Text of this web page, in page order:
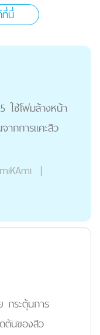
นี่
ใช้โฟมล้างหน้า
ากการแคะสิว
|
กระตุ้นการ
ตันของสิว